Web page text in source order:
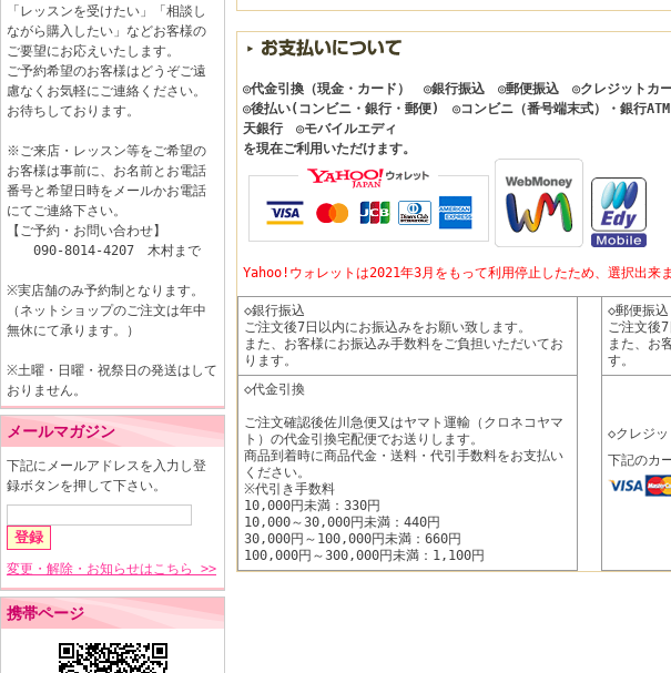
「レッスンを受けたい」「相談し
ながら購入したい」などお客様の
ご要望にお応えいたします。
ご予約希望のお客様はどうぞご遠
慮なくお気軽にご連絡ください。
お待ちしております。
※ご来店・レッスン等をご希望の
お客様は事前に、お名前とお電話
番号と希望日時をメールかお電話
にてご連絡下さい。
【ご予約・お問い合わせ】
090-8014-4207 木村まで
※実店舗のみ予約制となります。
（ネットショップのご注文は年中
無休にて承ります。）
※土曜・日曜・祝祭日の発送はして
おりません。
メールマガジン
下記にメールアドレスを入力し登
録ボタンを押して下さい。
変更・解除・お知らせはこちら >>
携帯ページ
◎代金引換（現金・カード） ◎銀行振込 ◎郵便振込 ◎クレジット
◎後払い(コンビニ・銀行・郵便) ◎コンビニ（番号端末式）・銀行
天銀行 ◎モバイルエディ
を現在ご利用いただけます。
Yahoo!ウォレットは2021年3月をもって利用停止したため、選択出来ま
◇銀行振込
ご注文後7日以内にお振込みをお願い致します。
また、お客様にお振込み手数料をご負担いただいてお
ります。
◇郵便振込
ご注文後
また、お
す。
◇代金引換
ご注文確認後佐川急便又はヤマト運輸（クロネコヤマ
ト）の代金引換宅配便でお送りします。
商品到着時に商品代金・送料・代引手数料をお支払い
ください。
※代引き手数料
10,000円未満：330円
10,000～30,000円未満：440円
30,000円～100,000円未満：660円
100,000円～300,000円未満：1,100円
◇クレジ
下記のカ